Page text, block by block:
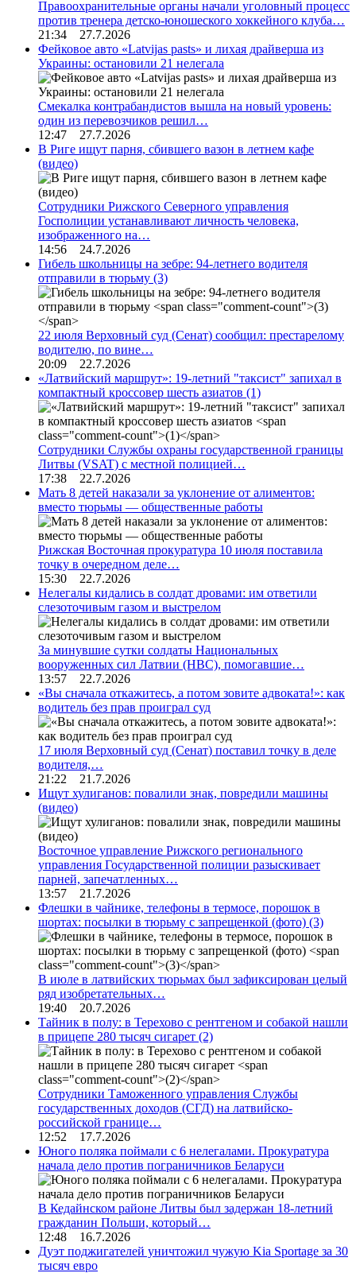
Правоохранительные органы начали уголовный процесс
против тренера детско-юношеского хоккейного клуба…
21:34 27.7.2026
Фейковое авто «Latvijas pasts» и лихая драйверша из
Украины: остановили 21 нелегала
Смекалка контрабандистов вышла на новый уровень:
один из перевозчиков решил…
12:47 27.7.2026
В Риге ищут парня, сбившего вазон в летнем кафе
(видео)
Сотрудники Рижского Северного управления
Госполиции устанавливают личность человека,
изображенного на…
14:56 24.7.2026
Гибель школьницы на зебре: 94-летнего водителя
отправили в тюрьму (3)
22 июля Верховный суд (Сенат) сообщил: престарелому
водителю, по вине…
20:09 22.7.2026
«Латвийский маршрут»: 19-летний "таксист" запихал в
компактный кроссовер шесть азиатов (1)
Сотрудники Службы охраны государственной границы
Литвы (VSAT) с местной полицией…
17:38 22.7.2026
Мать 8 детей наказали за уклонение от алиментов:
вместо тюрьмы — общественные работы
Рижская Восточная прокуратура 10 июля поставила
точку в очередном деле…
15:30 22.7.2026
Нелегалы кидались в солдат дровами: им ответили
слезоточивым газом и выстрелом
За минувшие сутки солдаты Национальных
вооруженных сил Латвии (НВС), помогавшие…
13:57 22.7.2026
«Вы сначала откажитесь, а потом зовите адвоката!»: как
водитель без прав проиграл суд
17 июля Верховный суд (Сенат) поставил точку в деле
водителя,…
21:22 21.7.2026
Ищут хулиганов: повалили знак, повредили машины
(видео)
Восточное управление Рижского регионального
управления Государственной полиции разыскивает
парней, запечатленных…
13:57 21.7.2026
Флешки в чайнике, телефоны в термосе, порошок в
шортах: посылки в тюрьму с запрещенкой (фото) (3)
В июле в латвийских тюрьмах был зафиксирован целый
ряд изобретательных…
19:40 20.7.2026
Тайник в полу: в Терехово с рентгеном и собакой нашли
в прицепе 280 тысяч сигарет (2)
Сотрудники Таможенного управления Службы
государственных доходов (СГД) на латвийско-
российской границе…
12:52 17.7.2026
Юного поляка поймали с 6 нелегалами. Прокуратура
начала дело против пограничников Беларуси
В Кедайнском районе Литвы был задержан 18-летний
гражданин Польши, который…
12:48 16.7.2026
Дуэт поджигателей уничтожил чужую Kia Sportage за 30
тысяч евро